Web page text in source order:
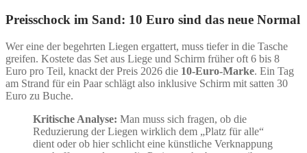
Preisschock im Sand: 10 Euro sind das neue Normal
Wer eine der begehrten Liegen ergattert, muss tiefer in die Tasche
greifen. Kostete das Set aus Liege und Schirm früher oft 6 bis 8
Euro pro Teil, knackt der Preis 2026 die 10-Euro-Marke. Ein Tag
am Strand für ein Paar schlägt also inklusive Schirm mit satten 30
Euro zu Buche.
Kritische Analyse: Man muss sich fragen, ob die
Reduzierung der Liegen wirklich dem „Platz für alle“
dient oder ob hier schlicht eine künstliche Verknappung